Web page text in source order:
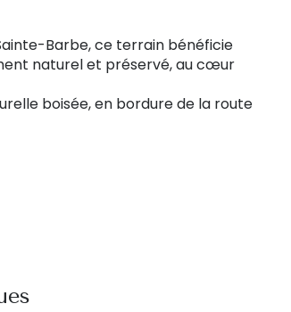
Barbe, ce terrain bénéficie
naturel et préservé, au cœur
boisée, en bordure de la route
n°42 et n°43, situées en zone
pas la construction d’une
annexe est envisageable.